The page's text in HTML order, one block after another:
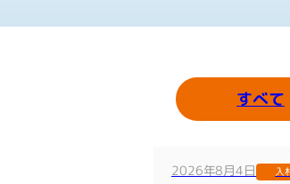
すべて
2026年8月4日 入